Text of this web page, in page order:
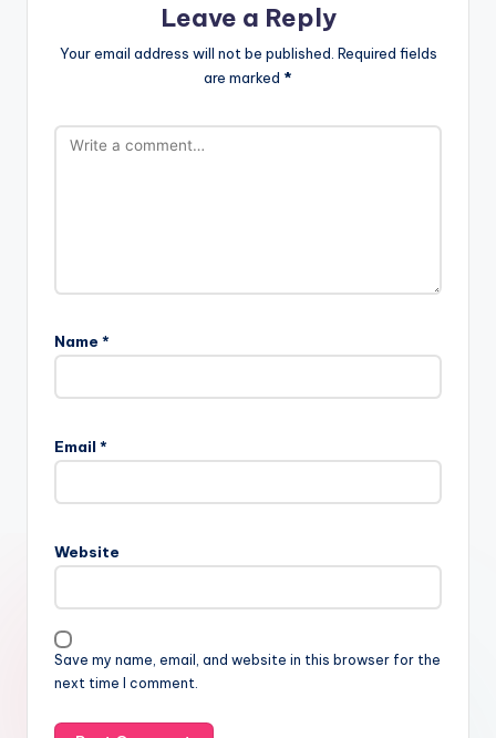
Leave a Reply
Your email address will not be published. Required fields
are marked *
Name *
Email *
Website
Save my name, email, and website in this browser for the
next time I comment.